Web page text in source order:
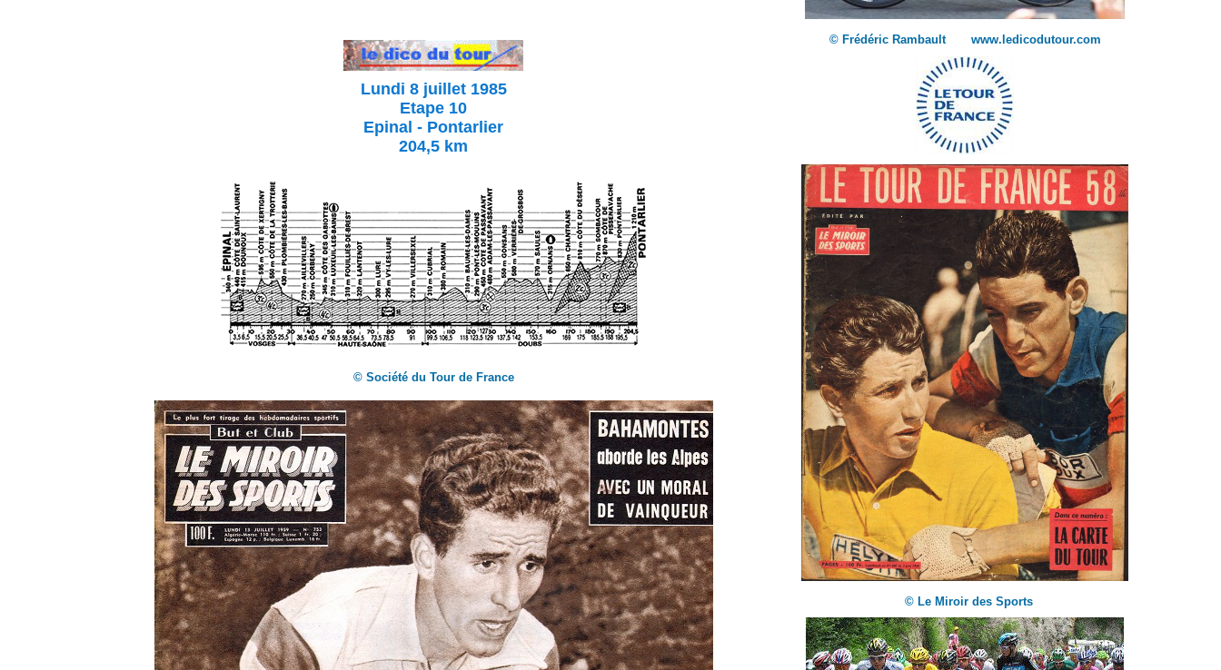
Lundi 8 juillet1985
Etape 10
Epinal - Pontarlier
204,5 km
© Société du Tour de France
© Frédéric Rambault www.ledicodutour.com
© Le Miroir des Sports